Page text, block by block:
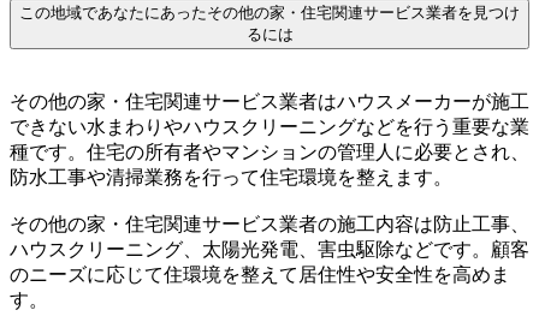
この地域であなたにあったその他の家・住宅関連サービス業者を見つけ
るには
その他の家・住宅関連サービス業者はハウスメーカーが施工
できない水まわりやハウスクリーニングなどを行う重要な業
種です。住宅の所有者やマンションの管理人に必要とされ、
防水工事や清掃業務を行って住宅環境を整えます。
その他の家・住宅関連サービス業者の施工内容は防止工事、
ハウスクリーニング、太陽光発電、害虫駆除などです。顧客
のニーズに応じて住環境を整えて居住性や安全性を高めま
す。